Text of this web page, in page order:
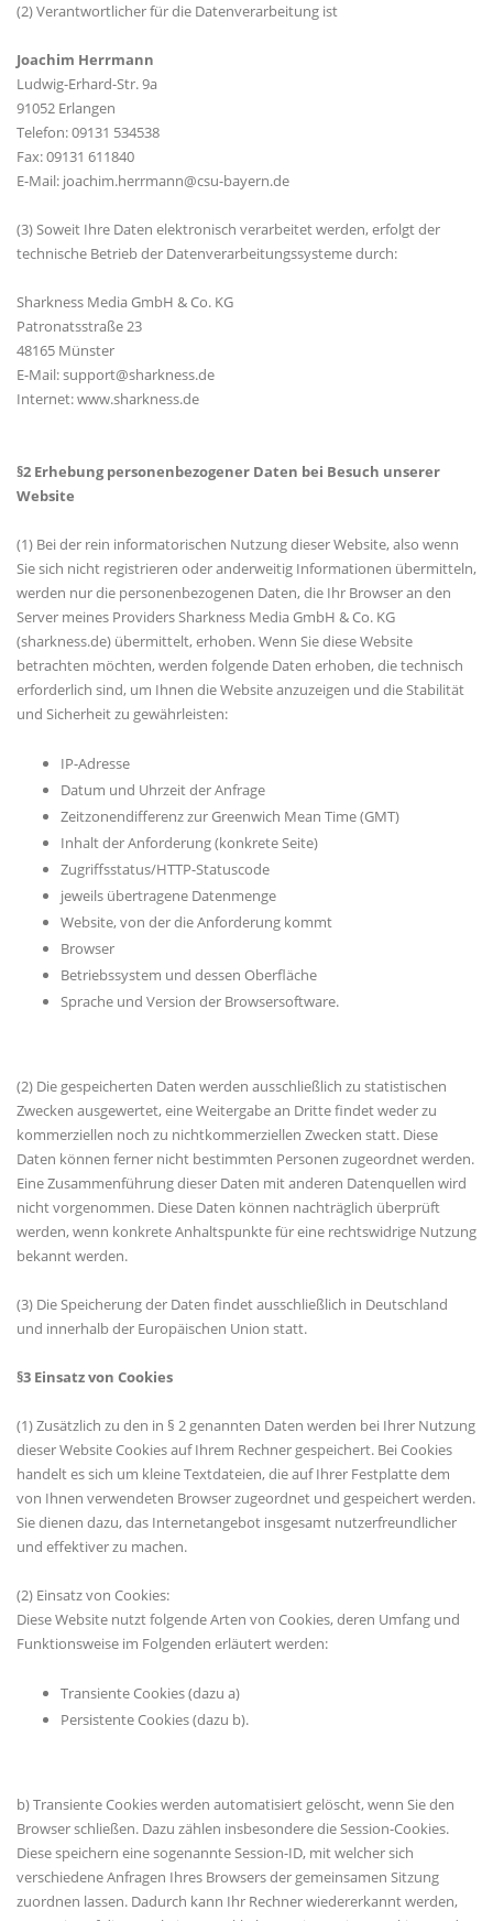
(2) Verantwortlicher für die Datenverarbeitung ist
Joachim Herrmann
Ludwig-Erhard-Str. 9a
91052 Erlangen
Telefon: 09131 534538
Fax: 09131 611840
E-Mail: joachim.herrmann@csu-bayern.de
(3) Soweit Ihre Daten elektronisch verarbeitet werden, erfolgt der
technische Betrieb der Datenverarbeitungssysteme durch:
Sharkness Media GmbH & Co. KG
Patronatsstraße 23
48165 Münster
E-Mail: support@sharkness.de
Internet: www.sharkness.de
§2 Erhebung personenbezogener Daten bei Besuch unserer
Website
(1) Bei der rein informatorischen Nutzung dieser Website, also wenn
Sie sich nicht registrieren oder anderweitig Informationen übermitteln,
werden nur die personenbezogenen Daten, die Ihr Browser an den
Server meines Providers Sharkness Media GmbH & Co. KG
(sharkness.de) übermittelt, erhoben. Wenn Sie diese Website
betrachten möchten, werden folgende Daten erhoben, die technisch
erforderlich sind, um Ihnen die Website anzuzeigen und die Stabilität
und Sicherheit zu gewährleisten:
IP-Adresse
Datum und Uhrzeit der Anfrage
Zeitzonendifferenz zur Greenwich Mean Time (GMT)
Inhalt der Anforderung (konkrete Seite)
Zugriffsstatus/HTTP-Statuscode
jeweils übertragene Datenmenge
Website, von der die Anforderung kommt
Browser
Betriebssystem und dessen Oberfläche
Sprache und Version der Browsersoftware.
(2) Die gespeicherten Daten werden ausschließlich zu statistischen
Zwecken ausgewertet, eine Weitergabe an Dritte findet weder zu
kommerziellen noch zu nichtkommerziellen Zwecken statt. Diese
Daten können ferner nicht bestimmten Personen zugeordnet werden.
Eine Zusammenführung dieser Daten mit anderen Datenquellen wird
nicht vorgenommen. Diese Daten können nachträglich überprüft
werden, wenn konkrete Anhaltspunkte für eine rechtswidrige Nutzung
bekannt werden.
(3) Die Speicherung der Daten findet ausschließlich in Deutschland
und innerhalb der Europäischen Union statt.
§3 Einsatz von Cookies
(1) Zusätzlich zu den in § 2 genannten Daten werden bei Ihrer Nutzung
dieser Website Cookies auf Ihrem Rechner gespeichert. Bei Cookies
handelt es sich um kleine Textdateien, die auf Ihrer Festplatte dem
von Ihnen verwendeten Browser zugeordnet und gespeichert werden.
Sie dienen dazu, das Internetangebot insgesamt nutzerfreundlicher
und effektiver zu machen.
(2) Einsatz von Cookies:
Diese Website nutzt folgende Arten von Cookies, deren Umfang und
Funktionsweise im Folgenden erläutert werden:
Transiente Cookies (dazu a)
Persistente Cookies (dazu b).
b) Transiente Cookies werden automatisiert gelöscht, wenn Sie den
Browser schließen. Dazu zählen insbesondere die Session-Cookies.
Diese speichern eine sogenannte Session-ID, mit welcher sich
verschiedene Anfragen Ihres Browsers der gemeinsamen Sitzung
zuordnen lassen. Dadurch kann Ihr Rechner wiedererkannt werden,